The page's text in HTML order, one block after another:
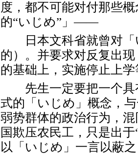
度，都不可能对付那些
的“いじめ”」——
日本文科省就曾对
的）。并要求对反复出
的基础上，实施停止上
先生一定要把一个
式的「いじめ」概念，
弱势群体的政治行为，
国欺压农民工，只是出
以「いじめ」一言以蔽